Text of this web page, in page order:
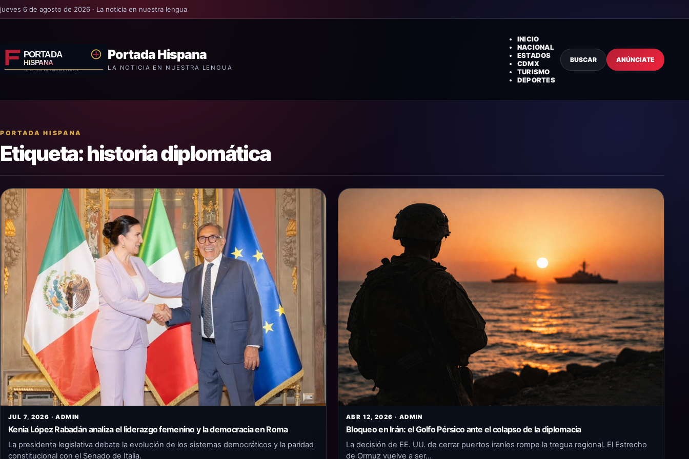
jueves 6 de agosto de 2026 · La noticia en nuestra lengua
Portada Hispana
LA NOTICIA EN NUESTRA LENGUA
INICIO
NACIONAL
ESTADOS
CDMX
TURISMO
DEPORTES
BUSCAR ANÚNCIATE
PORTADA HISPANA
Etiqueta:historia diplomática
JUL 7, 2026 · ADMIN
Kenia López Rabadán analiza el liderazgo femenino y la democracia en Roma
La presidenta legislativa debate la evolución de los sistemas democráticos y la paridad
constitucional con el Senado de Italia.
ABR 12, 2026 · ADMIN
Bloqueo en Irán: el Golfo Pérsico ante el colapso de la diplomacia
La decisión de EE. UU. de cerrar puertos iraníes rompe la tregua regional. El Estrecho
de Ormuz vuelve a ser…